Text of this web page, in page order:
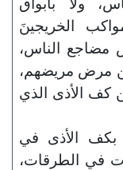
الخريجينَ
مضاجع الناس،
مرض مريضهم،
كف الأذى الذي
بكف الأذى في
في الطرقات،